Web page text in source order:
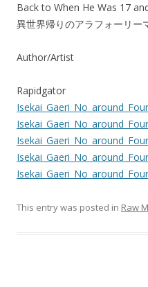
Back to When He Was 17
異世界帰りのアラフォーリー
Author/Artist
Rapidgator
This entry was posted in Raw